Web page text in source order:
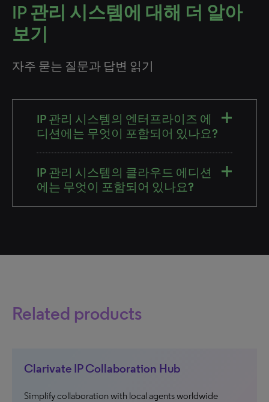
IP 관리 시스템에 대해 더 알아
보기
자주 묻는 질문과 답변 읽기
IP 관리 시스템의 엔터프라이즈 에
디션에는 무엇이 포함되어 있나요?
IP 관리 시스템의 클라우드 에디션
에는 무엇이 포함되어 있나요?
Related products
Clarivate IP Collaboration Hub
Simplify collaboration with local agents worldwide